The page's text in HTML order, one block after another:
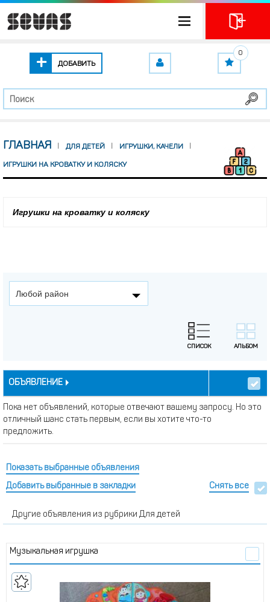
ДОБАВИТЬ
0
ГЛАВНАЯ ДЛЯ ДЕТЕЙ ИГРУШКИ, КАЧЕЛИ
ИГРУШКИ НА КРОВАТКУ И КОЛЯСКУ
Игрушки на кроватку и коляску
Любой район
ОБЪЯВЛЕНИЕ
Пока нет объявлений, которые отвечают вашему запросу. Но это
отличный шанс стать первым, если вы хотите что-то
предложить.
Показать выбранные объявления
Добавить выбранные в закладки
Снять все
Другие объявления из рубрики Для детей
Музыкальная игрушка